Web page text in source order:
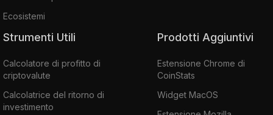
Ecosistemi
Strumenti Utili
Calcolatore di profitto di
criptovalute
Calcolatrice del ritorno di
investimento
Prodotti Aggiuntivi
Estensione Chrome di
CoinStats
Widget MacOS